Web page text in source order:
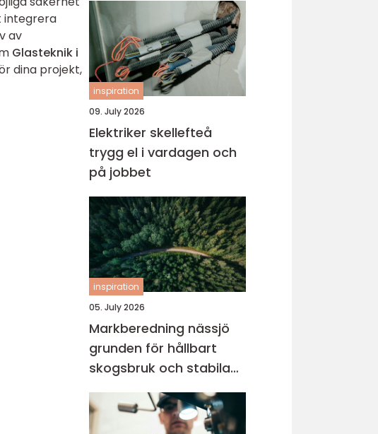
integrera
av
Glasteknik i
dina projekt,
inspiration
09. July 2026
Elektriker skellefteå
trygg el i vardagen och
på jobbet
inspiration
05. July 2026
Markberedning nässjö
grunden för hållbart
skogsbruk och stabila
markprojekt